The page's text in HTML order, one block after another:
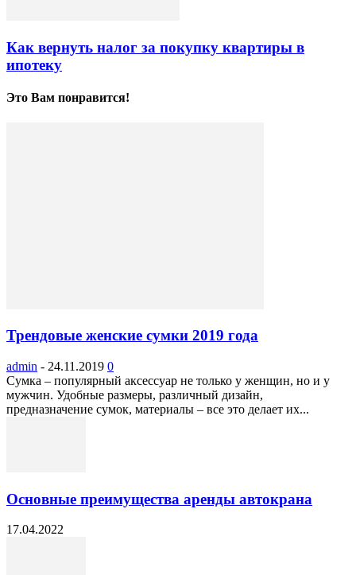
Как вернуть налог за покупку квартиры в
ипотеку
Это Вам понравится!
Трендовые женские сумки 2019 года
admin - 24.11.2019 0
Сумка – популярный аксессуар не только у женщин, но и у
мужчин. Удобные размеры, различный дизайн,
предназначение сумок, материалы – все это делает их...
Основные преимущества аренды автокрана
17.04.2022